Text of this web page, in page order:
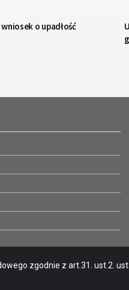
o upadłość
zgodnie z art.31. ust.2.